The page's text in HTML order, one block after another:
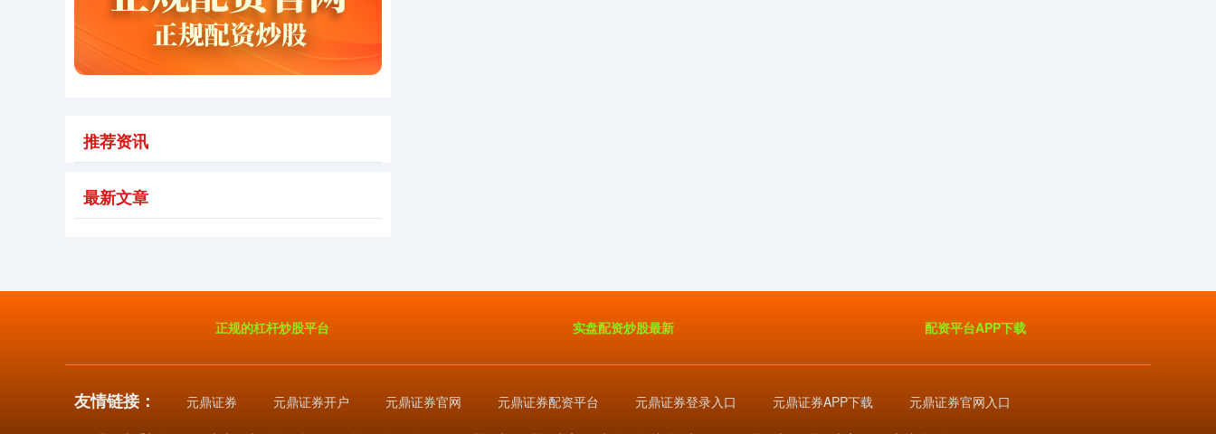
国债指数
推荐资讯
最新文章
正规的杠杆炒股平台 实盘配资炒股最新 配资平台APP下载
友情链接： 元鼎证券 元鼎证券开户 元鼎证券官网 元鼎证券配资平台 元鼎证券登录入口 元鼎证券APP下载 元鼎证券官网入口